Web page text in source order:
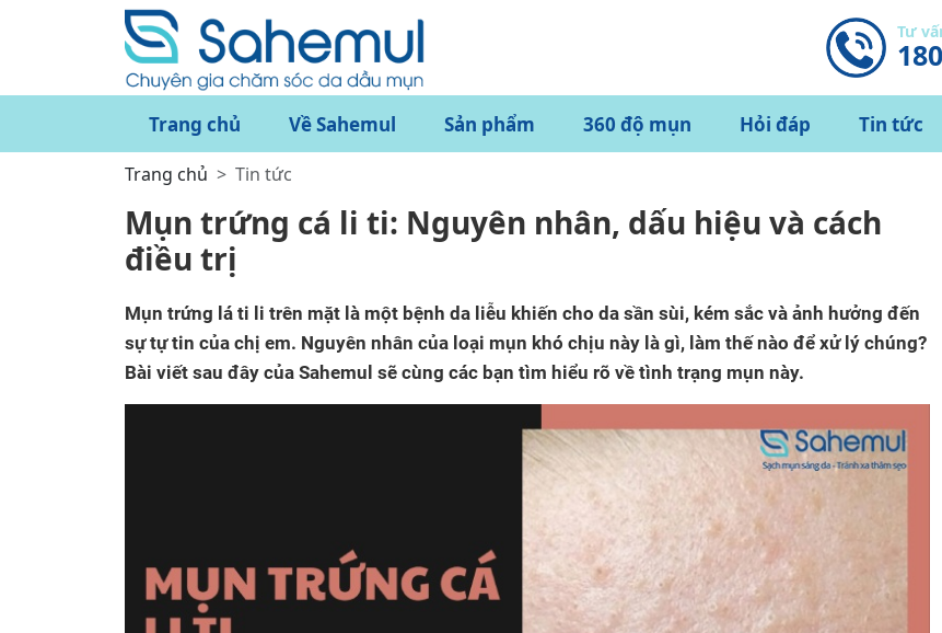
Tư
Trang chủ Về Sahemul Sản phẩm 360 độ mụn Hỏi đáp Tin tức
Trang chủ Tin tức
Mụn trứng cá li ti: Nguyên nhân, dấu hiệu và cách
điều trị
Mụn trứng lá ti li trên mặt là một bệnh da liễu khiến cho da sần sùi, kém sắc và ảnh hưởng đến
sự tự tin của chị em. Nguyên nhân của loại mụn khó chịu này là gì, làm thế nào để xử lý chúng?
Bài viết sau đây của Sahemul sẽ cùng các bạn tìm hiểu rõ về tình trạng mụn này.